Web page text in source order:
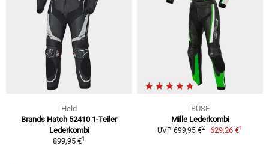
Held
Brands Hatch 52410 1-Teiler
Lederkombi
899,95 €1
BÜSE
Mille Lederkombi
UVP 699,95 €2 629,26 €1